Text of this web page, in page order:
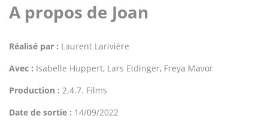
A propos de Joan
Réalisé par : Laurent Larivière
Avec : Isabelle Huppert, Lars Eidinger, Freya Mavor
Production : 2.4.7. Films
Date de sortie : 14/09/2022